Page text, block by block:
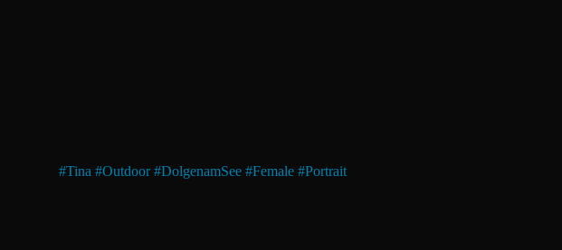
#Tina #Outdoor#DolgenamSee #Female #Portrait